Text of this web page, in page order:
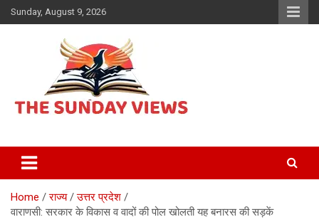
Skip
to
Sunday, August 9, 2026
The Sunday views
Home राज्य
उत्तर प्रदेश
वाराणसी: सरकार के विकास व वादों की पोल खोलती यह बनारस की सड़कें